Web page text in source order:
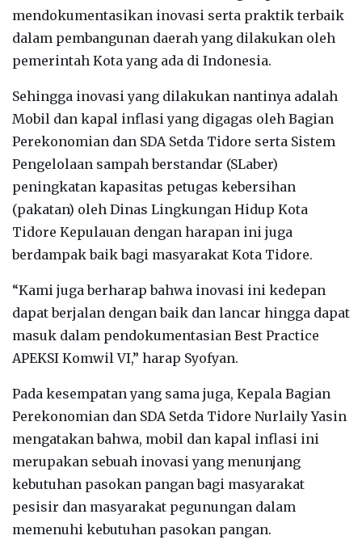
mendokumentasikan inovasi serta praktik terbaik
dalam pembangunan daerah yang dilakukan oleh
pemerintah Kota yang ada di Indonesia.
Sehingga inovasi yang dilakukan nantinya adalah
Mobil dan kapal inflasi yang digagas oleh Bagian
Perekonomian dan SDA Setda Tidore serta Sistem
Pengelolaan sampah berstandar (SLaber)
peningkatan kapasitas petugas kebersihan
(pakatan) oleh Dinas Lingkungan Hidup Kota
Tidore Kepulauan dengan harapan ini juga
berdampak baik bagi masyarakat Kota Tidore.
“Kami juga berharap bahwa inovasi ini kedepan
dapat berjalan dengan baik dan lancar hingga dapat
masuk dalam pendokumentasian Best Practice
APEKSI Komwil VI,” harap Syofyan.
Pada kesempatan yang sama juga, Kepala Bagian
Perekonomian dan SDA Setda Tidore Nurlaily Yasin
mengatakan bahwa, mobil dan kapal inflasi ini
merupakan sebuah inovasi yang menunjang
kebutuhan pasokan pangan bagi masyarakat
pesisir dan masyarakat pegunungan dalam
memenuhi kebutuhan pasokan pangan.